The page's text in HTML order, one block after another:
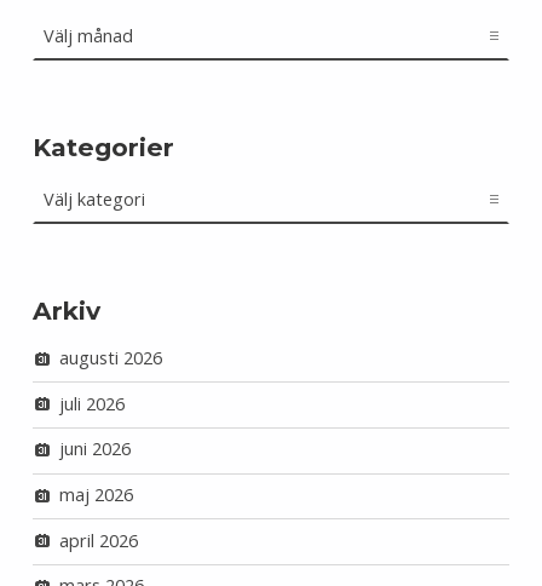
Kategorier
Arkiv
augusti 2026
juli 2026
juni 2026
maj 2026
april 2026